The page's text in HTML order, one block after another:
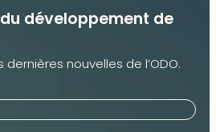
développement de
nouvelles de l’ODO.